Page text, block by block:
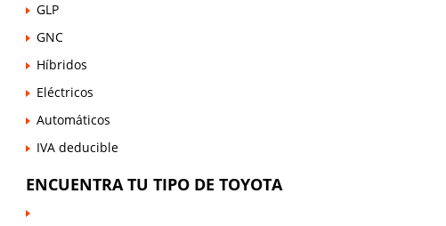
GLP
GNC
Híbridos
Eléctricos
Automáticos
IVA deducible
ENCUENTRA TU TIPO DE TOYOTA